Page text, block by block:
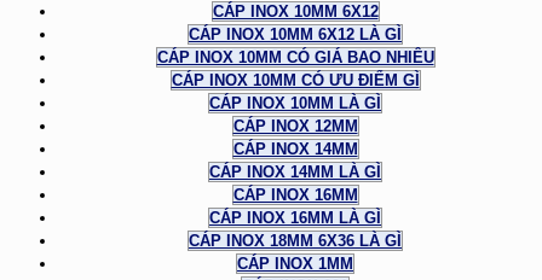
CÁP INOX 10MM 6X12
CÁP INOX 10MM 6X12 LÀ GÌ
CÁP INOX 10MM CÓ GIÁ BAO NHIÊU
CÁP INOX 10MM CÓ ƯU ĐIỂM GÌ
CÁP INOX 10MM LÀ GÌ
CÁP INOX 12MM
CÁP INOX 14MM
CÁP INOX 14MM LÀ GÌ
CÁP INOX 16MM
CÁP INOX 16MM LÀ GÌ
CÁP INOX 18MM 6X36 LÀ GÌ
CÁP INOX 1MM